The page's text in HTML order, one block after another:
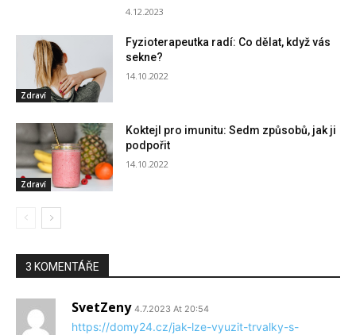
4.12.2023
Zdraví
Fyzioterapeutka radí: Co dělat, když vás
sekne?
14.10.2022
Zdraví
Koktejl pro imunitu: Sedm způsobů, jak ji
podpořit
14.10.2022
3 KOMENTÁŘE
SvetZeny 4.7.2023 At 20:54
https://domy24.cz/jak-lze-vyuzit-trvalky-s-